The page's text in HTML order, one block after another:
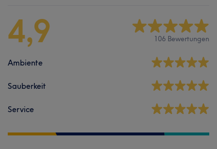
4,9 106 Bewertungen
Ambiente
Sauberkeit
Service